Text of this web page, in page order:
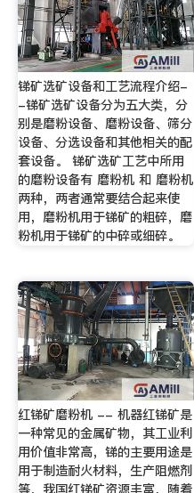
锑矿选矿设备和工艺流程介绍-
-锑矿选矿设备分为五大类，分
别是磨粉设备、磨粉设备、筛分
设备、分选设备和其他相关的配
套设备。 锑矿选矿工艺中所用
的磨粉设备有 磨粉机 和 磨粉机
两种，两者通常要结合起来使
用，磨粉机用于锑矿的粗碎，磨
粉机用于锑矿的中碎或细碎。
红锑矿磨粉机 -- 机器红锑矿是
一种常见的金属矿物，其工业利
用价值非常高，锑的主要用途是
用于制造耐火材料，生产阻燃剂